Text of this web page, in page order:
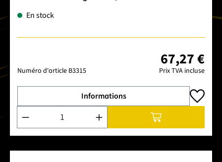
En stock
Numéro d'article B3315
67,27 €
Prix TVA incluse
Informations
Quantité de produit : Entrez la quantité souhaitée ou